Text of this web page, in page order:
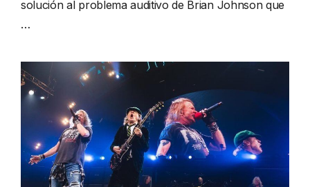
solución al problema auditivo de Brian Johnson que
…